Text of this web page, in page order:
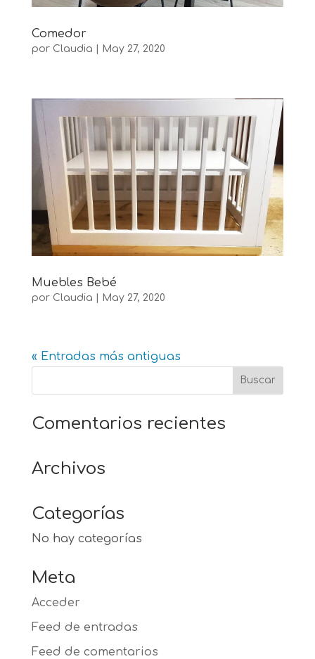
Comedor
por Claudia May 27, 2020
Muebles Bebé
por Claudia May 27, 2020
« Entradas más antiguas
Comentarios recientes
Archivos
Categorías
No hay categorías
Meta
Acceder
Feed de entradas
Feed de comentarios